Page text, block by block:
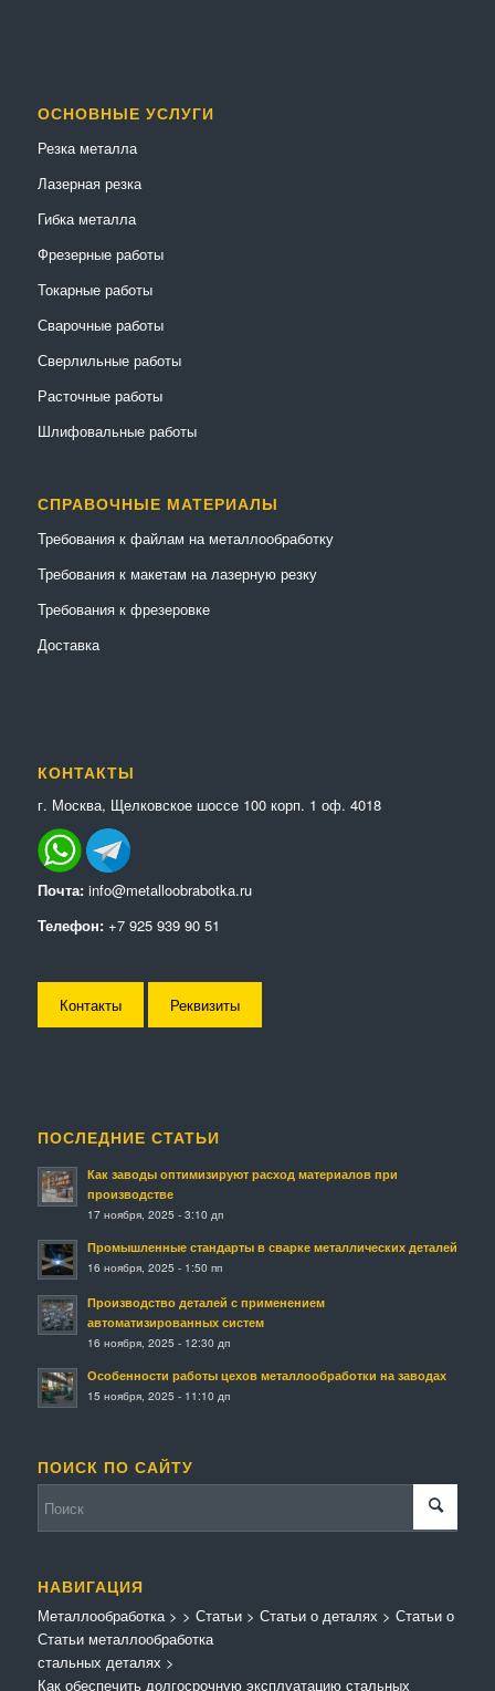
ОСНОВНЫЕ УСЛУГИ
Резка металла
Лазерная резка
Гибка металла
Фрезерные работы
Токарные работы
Сварочные работы
Сверлильные работы
Расточные работы
Шлифовальные работы
СПРАВОЧНЫЕ МАТЕРИАЛЫ
Требования к файлам на металлообработку
Требования к макетам на лазерную резку
Требования к фрезеровке
Доставка
КОНТАКТЫ
г. Москва, Щелковское шоссе 100 корп. 1 оф. 4018
Почта: info@metalloobrabotka.ru
Телефон: +7 925 939 90 51
Контакты Реквизиты
ПОСЛЕДНИЕ СТАТЬИ
Как заводы оптимизируют расход материалов при
производстве
17 ноября, 2025 - 3:10 дп
Промышленные стандарты в сварке металлических деталей
16 ноября, 2025 - 1:50 пп
Производство деталей с применением
автоматизированных систем
16 ноября, 2025 - 12:30 дп
Особенности работы цехов металлообработки на заводах
15 ноября, 2025 - 11:10 дп
ПОИСК ПО САЙТУ
НАВИГАЦИЯ
Металлообработка>
Статьи металлообработка
> Статьи> Статьи о деталях > Статьи о
стальных деталях >
Как обеспечить долгосрочную эксплуатацию стальных